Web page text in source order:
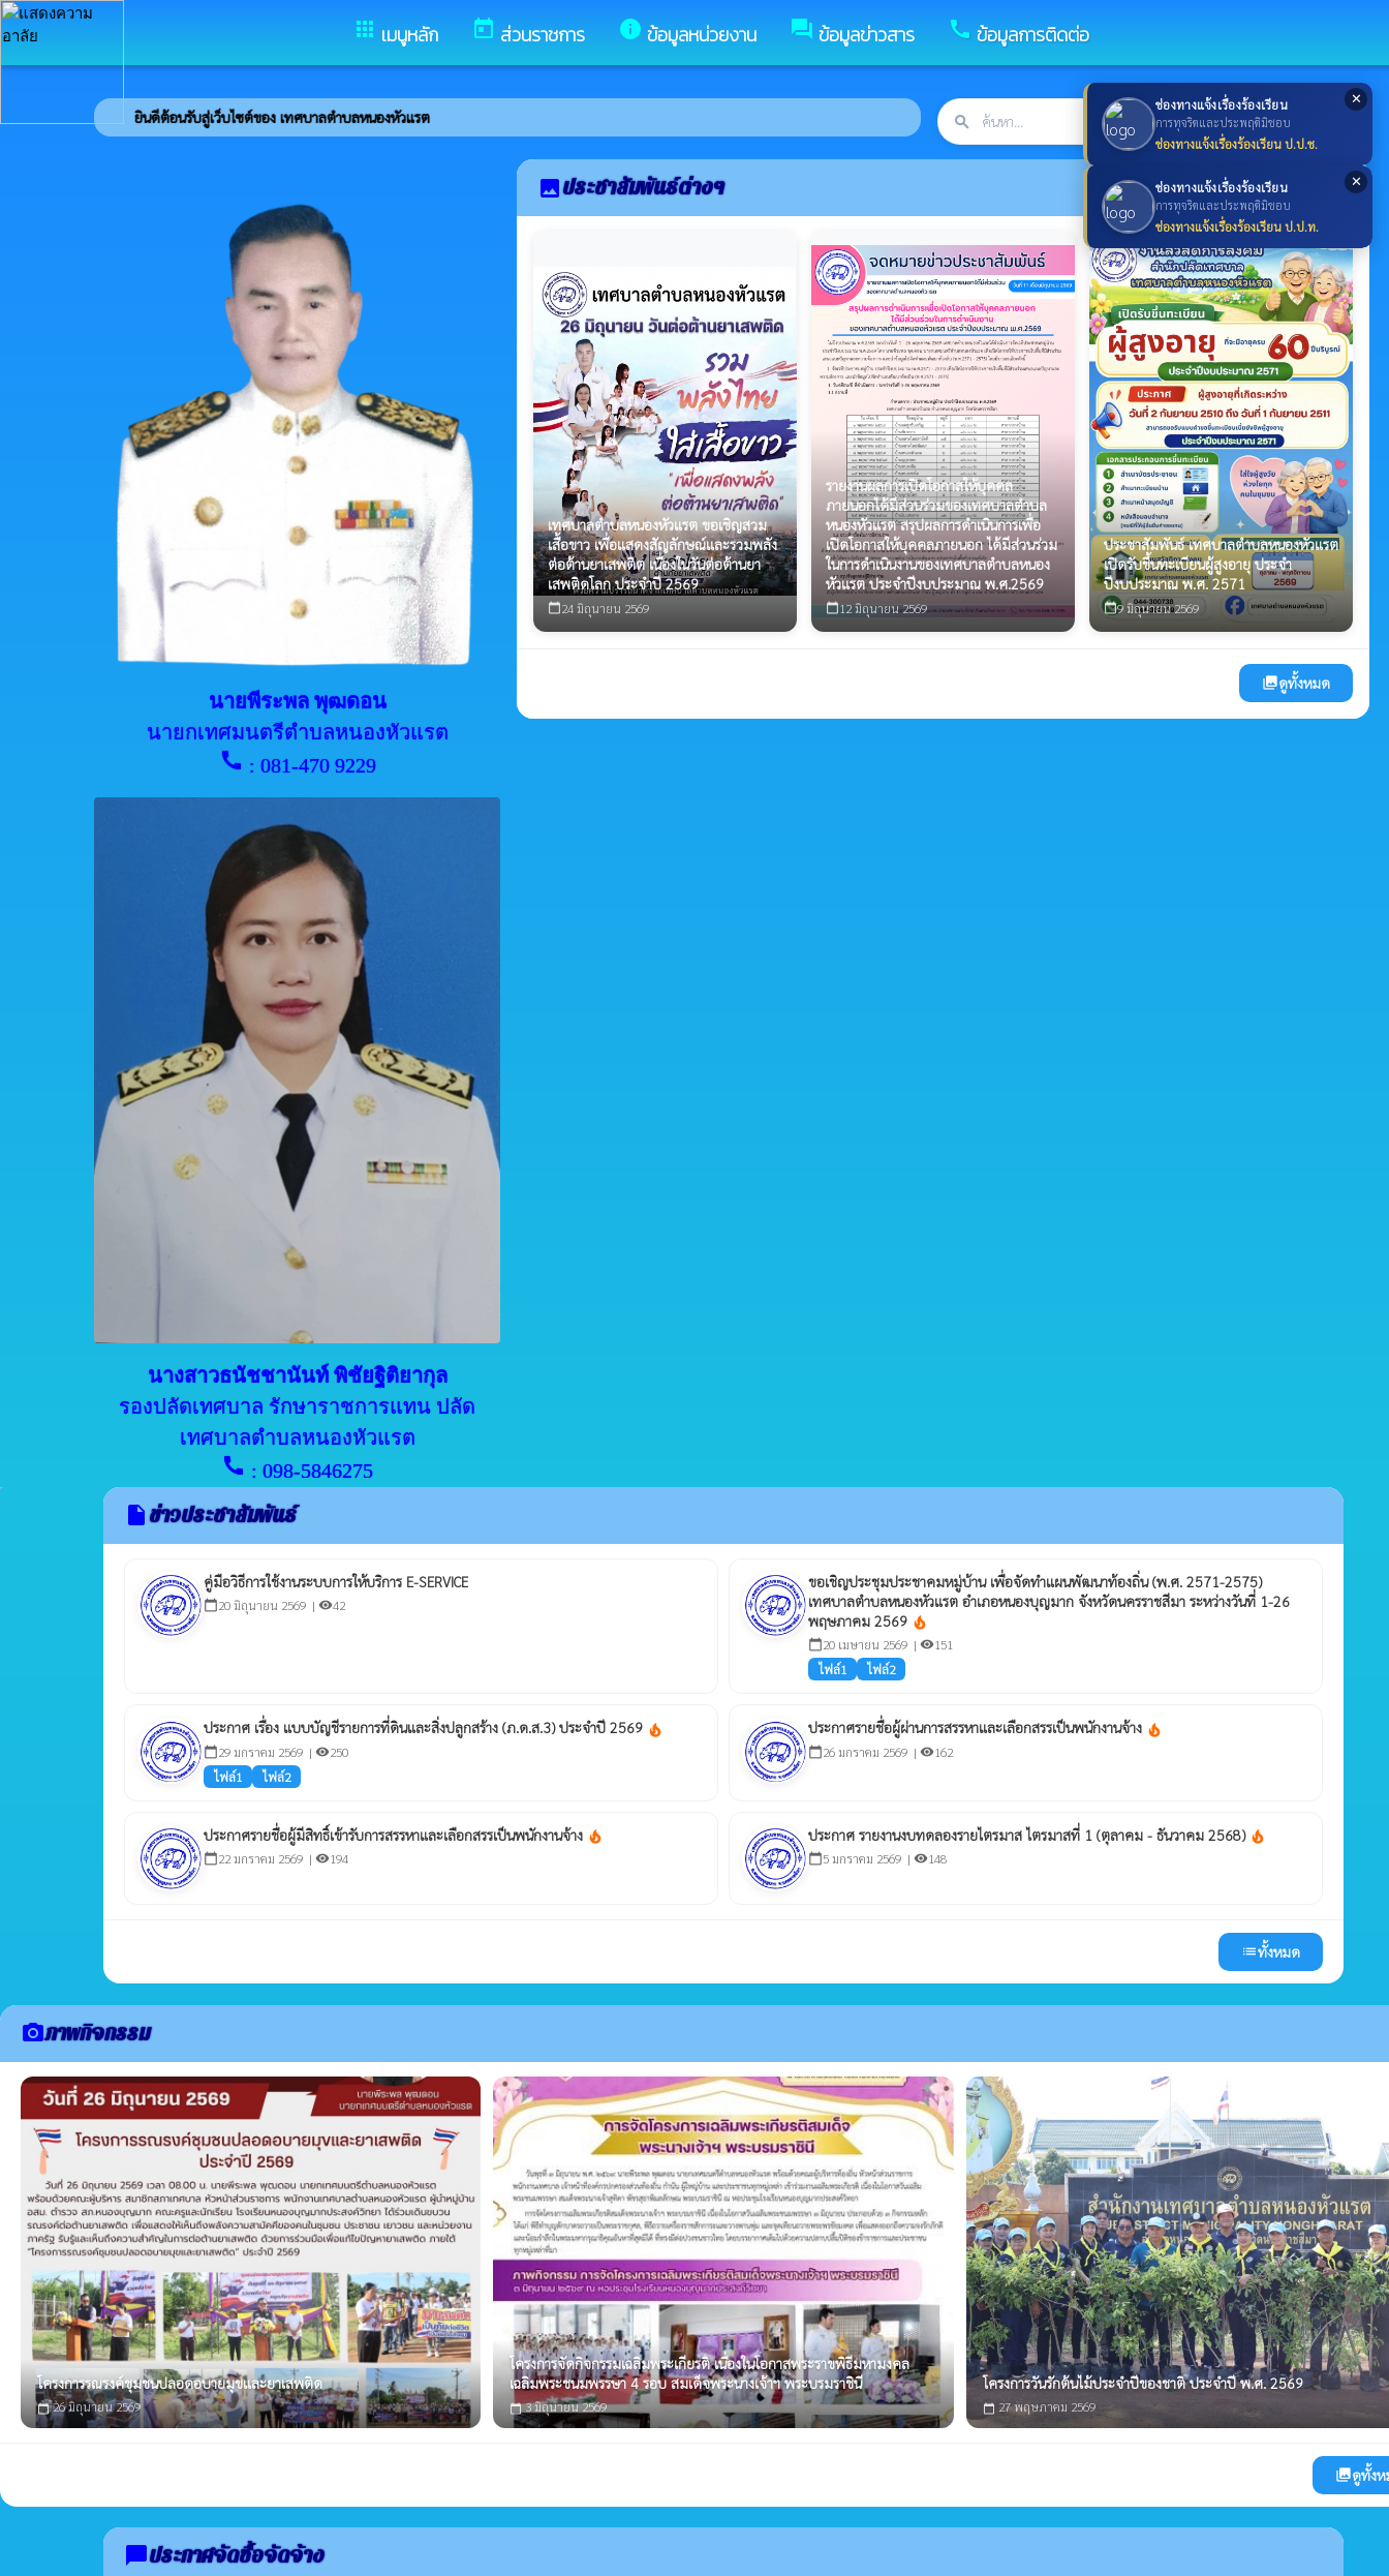
✕
ช่องทางแจ้งเรื่องร้องเรียน
การทุจริตและประพฤติมิชอบ
ช่องทางแจ้งเรื่องร้องเรียน ป.ป.ช.
✕
ช่องทางแจ้งเรื่องร้องเรียน
การทุจริตและประพฤติมิชอบ
ช่องทางแจ้งเรื่องร้องเรียน ป.ป.ท.
apps เมนูหลัก today ส่วนราชการ info ข้อมูลหน่วยงาน forum ข้อมูลข่าวสาร call ข้อมูลการติดต่อ
ยินดีต้อนรับสู่เว็บไซต์ของ เทศบาลตำบลหนองหัวแรต search searchค้นหา
นายพีระพล พุฒดอน
นายกเทศมนตรีตำบลหนองหัวแรต
call : 081-470 9229
นางสาวธนัชชานันท์ พิชัยฐิติยากุล
รองปลัดเทศบาล รักษาราชการแทน ปลัด
เทศบาลตำบลหนองหัวแรต
call : 098-5846275
imageประชาสัมพันธ์ต่างๆ
เทศบาลตำบลหนองหัวแรต ขอเชิญสวม
เสื้อขาว เพื่อแสดงสัญลักษณ์และรวมพลัง
ต่อต้านยาเสพติต เนื่องในวันต่อต้านยา
เสพติดโลก ประจำปี 2569
calendar_today 24 มิถุนายน 2569
รายงานผลการเปิดโอกาสให้บุคคล
ภายนอกได้มีส่วนร่วมของเทศบาลตำบล
หนองหัวแรต สรุปผลการดำเนินการเพื่อ
เปิดโอกาสให้บุคคลภายนอก ได้มีส่วนร่วม
ในการดำเนินงานของเทศบาลตำบลหนอง
หัวแรต ประจำปีงบประมาณ พ.ศ.2569
calendar_today12 มิถุนายน 2569
ประชาสัมพันธ์ เทศบาลตำบลหนองหัวแรต
เปิดรับขึ้นทะเบียนผู้สูงอายุ ประจำ
ปีงบประมาณ พ.ศ. 2571
calendar_today9 มิถุนายน 2569
photo_libraryดูทั้งหมด
insert_drive_fileข่าวประชาสัมพันธ์
คู่มือวิธีการใช้งานระบบการให้บริการ E-SERVICE
calendar_today20 มิถุนายน 2569 | visibility42
ขอเชิญประชุมประชาคมหมู่บ้าน เพื่อจัดทำแผนพัฒนาท้องถิ่น (พ.ศ. 2571-2575)
เทศบาลตำบลหนองหัวแรต อำเภอหนองบุญมาก จังหวัดนครราชสีมา ระหว่างวันที่ 1-26
พฤษภาคม 2569 local_fire_department
calendar_today 20 เมษายน 2569 | visibility151
ไฟล์1
ไฟล์2
ประกาศ เรื่อง แบบบัญชีรายการที่ดินและสิ่งปลูกสร้าง (ภ.ด.ส.3) ประจำปี 2569 local_fire_department
calendar_today29 มกราคม 2569 | visibility250
ไฟล์1
ไฟล์2
ประกาศรายชื่อผู้ผ่านการสรรหาและเลือกสรรเป็นพนักงานจ้าง local_fire_department
calendar_today26 มกราคม 2569 | visibility162
ประกาศรายชื่อผู้มีสิทธิ์เข้ารับการสรรหาและเลือกสรรเป็นพนักงานจ้าง local_fire_department
calendar_today 22 มกราคม 2569 | visibility194
ประกาศ รายงานงบทดลองรายไตรมาส ไตรมาสที่ 1 (ตุลาคม - ธันวาคม 2568) local_fire_department
calendar_today5 มกราคม 2569 | visibility148
listทั้งหมด
camera_altภาพกิจกรรม
โครงการรณรงค์ชุมชนปลอดอบายมุขและยาเสพติด
calendar_today26 มิถุนายน 2569
โครงการจัดกิจกรรมเฉลิมพระเกียรติ เนื่องในโอกาสพระราขพิธีมหามงคล
เฉลิมพระชนมพรรษา 4 รอบ สมเด็จพระนางเจ้าฯ พระบรมราชินี
calendar_today3 มิถุนายน 2569
โครงการวันรักต้นไม้ประจำปีของชาติ ประจำปี พ.ศ. 2569
calendar_today 27 พฤษภาคม 2569
photo_libraryดูทั้ง
chat_bubbleประกาศจัดซื้อจัดจ้าง